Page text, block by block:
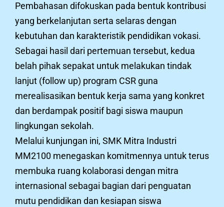
Pembahasan difokuskan pada bentuk kontribusi
yang berkelanjutan serta selaras dengan
kebutuhan dan karakteristik pendidikan vokasi.
Sebagai hasil dari pertemuan tersebut, kedua
belah pihak sepakat untuk melakukan tindak
lanjut (follow up) program CSR guna
merealisasikan bentuk kerja sama yang konkret
dan berdampak positif bagi siswa maupun
lingkungan sekolah.
Melalui kunjungan ini, SMK Mitra Industri
MM2100 menegaskan komitmennya untuk terus
membuka ruang kolaborasi dengan mitra
internasional sebagai bagian dari penguatan
mutu pendidikan dan kesiapan siswa